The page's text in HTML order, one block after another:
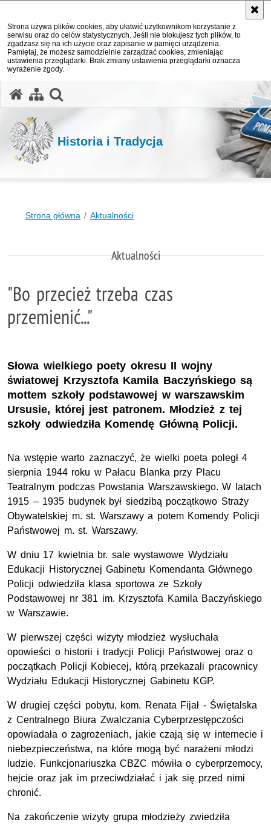
Strona używa plików cookies, aby ułatwić użytkownikom korzystanie z
serwisu oraz do celów statystycznych. Jeśli nie blokujesz tych plików, to
zgadzasz się na ich użycie oraz zapisanie w pamięci urządzenia.
Pamiętaj, że możesz samodzielnie zarządzać cookies, zmieniając
ustawienia przeglądarki. Brak zmiany ustawienia przeglądarki oznacza
wyrażenie zgody.
Historia i Tradycja
Strona główna Aktualności
Aktualności
"Bo przecież trzeba czas
przemienić..."
Słowa wielkiego poety okresu II wojny
światowej Krzysztofa Kamila Baczyńskiego są
mottem szkoły podstawowej w warszawskim
Ursusie, której jest patronem. Młodzież z tej
szkoły odwiedziła Komendę Główną Policji.
Na wstępie warto zaznaczyć, że wielki poeta poległ 4
sierpnia 1944 roku w Pałacu Blanka przy Placu
Teatralnym podczas Powstania Warszawskiego. W latach
1915 – 1935 budynek był siedzibą początkowo Straży
Obywatelskiej m. st. Warszawy a potem Komendy Policji
Państwowej m. st. Warszawy.
W dniu 17 kwietnia br. sale wystawowe Wydziału
Edukacji Historycznej Gabinetu Komendanta Głównego
Policji odwiedziła klasa sportowa ze Szkoły
Podstawowej nr 381 im. Krzysztofa Kamila Baczyńskiego
w Warszawie.
W pierwszej części wizyty młodzież wysłuchała
opowieści o historii i tradycji Policji Państwowej oraz o
początkach Policji Kobiecej, którą przekazali pracownicy
Wydziału Edukacji Historycznej Gabinetu KGP.
W drugiej części pobytu, kom. Renata Fijał - Świętalska
z Centralnego Biura Zwalczania Cyberprzestępczości
opowiadała o zagrożeniach, jakie czają się w internecie i
niebezpieczeństwa, na które mogą być narażeni młodzi
ludzie. Funkcjonariuszka CBZC mówiła o cyberprzemocy,
hejcie oraz jak im przeciwdziałać i jak się przed nimi
chronić.
Na zakończenie wizyty grupa młodzieży zwiedziła